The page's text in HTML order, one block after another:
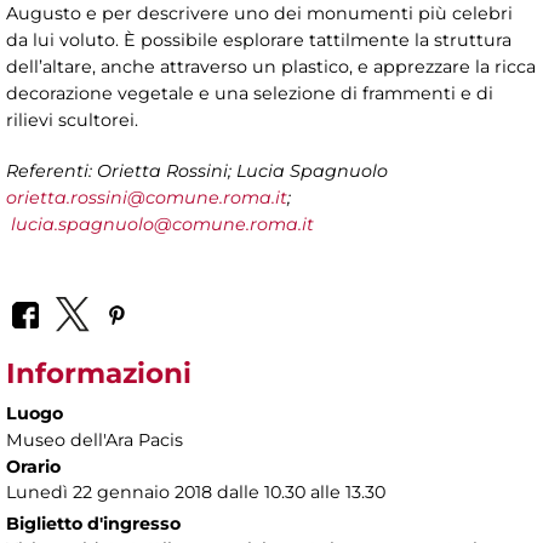
Augusto e per descrivere uno dei monumenti più celebri
da lui voluto. È possibile esplorare tattilmente la struttura
dell’altare, anche attraverso un plastico, e apprezzare la ricca
decorazione vegetale e una selezione di frammenti e di
rilievi scultorei.
Referenti: Orietta Rossini; Lucia Spagnuolo
orietta.rossini@comune.roma.it;
lucia.spagnuolo@comune.roma.it
Informazioni
Luogo
Museo dell'Ara Pacis
Orario
Lunedì 22 gennaio 2018 dalle 10.30 alle 13.30
Biglietto d'ingresso